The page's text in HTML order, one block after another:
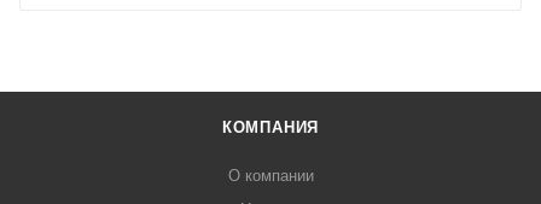
КОМПАНИЯ
О компании